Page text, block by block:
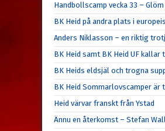
Handbollscamp vecka 33 –
BK Heid på andra plats i
Anders Niklasson – en riktig
BK Heid samt BK Heid UF
BK Heids eldsjäl och trogna
BK Heid Sommarlovscamper är
Heid värvar franskt från Ystad
Ännu en återkomst – Stefan